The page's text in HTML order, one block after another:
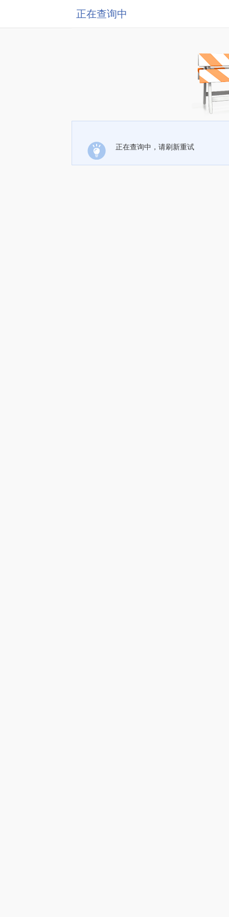
正在查询中
正在查询中，请刷新重试